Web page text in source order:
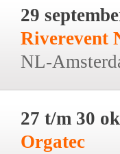
29
Riverevent
NL-
27 t/m 30
Orgatec